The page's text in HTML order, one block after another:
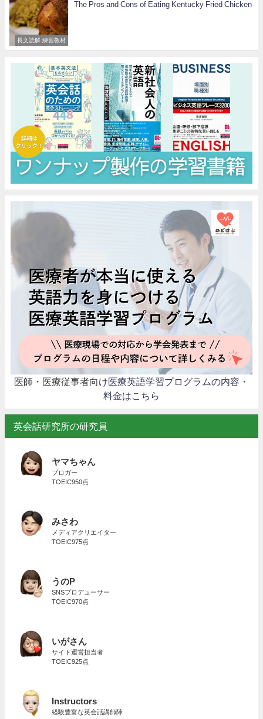
長文読解 練習教材
The Pros and Cons of Eating Kentucky Fried Chicken
医師・医療従事者向け医療英語学習プログラムの内容・
料金はこちら
英会話研究所の研究員
ヤマちゃん
ブロガー
TOEIC950点
みさわ
メディアクリエイター
TOEIC975点
うのP
SNSプロデューサー
TOEIC970点
いがさん
サイト運営担当者
TOEIC925点
Instructors
経験豊富な英会話講師陣